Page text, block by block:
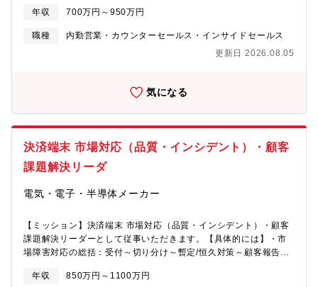
します。■サービスの未来を創る「声」の架け橋：お客様との対話
マーケティングチームなどへ共有。あなたの気づきが、次のヒッ
ト機能やサービス改善のダイレクトなヒントになります。部署の
は、SaaS、医療、エンタメ、出版など、多角的な事業を展開して
けるための新しいチームを「事業開発室」の中に立ち上げること
になりました。累積導入30万社を超える主力事業である『ジョブ
カン』をご利用の大手企業様を起点に、同社全体のファンを増や
していく。そんな、0からチームを創り上げるスターティングメン
バーを募集します！【この仕事の魅力】あなたの「気づき」が会
「気づき」や「気配り」を大切にします。「相手が何を求めてい
そして同社の新規事業へと繋がります。すでに同社で活躍してい
る各部署の女性メンバーと同じように、自分らしくいきいきと輝
ける場所で新しい挑戦を始めませんか。
向の可視化、再発防止・品質改善の提案～推進・修理拠点の行政
（運営統制）：納期管理（TAT）、作業調整、品質チェック、標準
化・是正対応の推進・補修部品・保守期限管理：在庫適正化、欠
品／滞留の抑制、関係部門との調整・顧客向け報告・改善提案：
響が拡大しており、受付～切り分け～対処～顧客報告までをスピ
増加・委託先/拠点運用の複雑化により、修理拠点の納期・品質・
とが急務です。そのため、ハード起因の障害切り分けや品質改善
に強みを持ち、現場と関係部門をつないで改善を回せる実務推進
ワーク制度：あり【モバイルソリューションズ事業部とは】モバ
現場を支え、お客様の成功とサステナブルな未来を築く」をミッ
ションに、モバイルワーカー向けのモバイルパソコン（レッツノ
ート）、フィールドワーカー向けの堅牢パソコン（タフブッ
ク）、店舗運営用の決済端末といったハードウェアソリューショ
年収 700万円～950万円
職種
内勤営業・カウンターセールス・インサイドセールス
更新日 2026.08.05
気になる
決済端末 市場対応（品質・インシデント）・顧客
課題解決リーダ
電気・電子・半導体メーカー
【ミッション】決済端末 市場対応（品質・インシデント）・顧客
課題解決リーダーとして従事いただきます。【具体的には】・市
場障害対応の総括：受付～切り分け～暫定/恒久対策～顧客報告ま
運用プロセス再設計、KPI設計/可視化、改善サイクルの定着・現
年収 850万円～1100万円